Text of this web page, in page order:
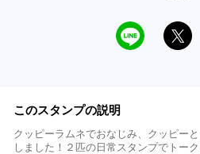
このスタンプの説明
クッピーラムネでおなじみ、クッピー
しました！２匹の日常スタンプでトー